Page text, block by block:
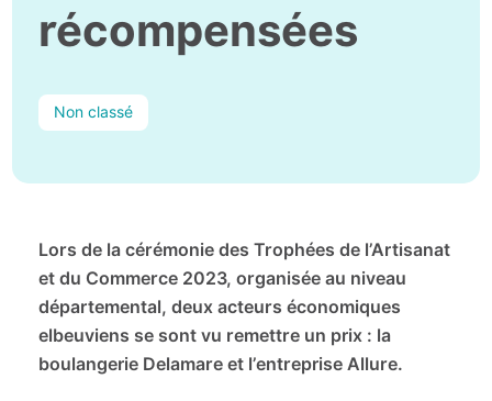
récompensées
Non classé
Lors de la cérémonie des Trophées de l’Artisanat
et du Commerce 2023, organisée au niveau
départemental, deux acteurs économiques
elbeuviens se sont vu remettre un prix : la
boulangerie Delamare et l’entreprise Allure.